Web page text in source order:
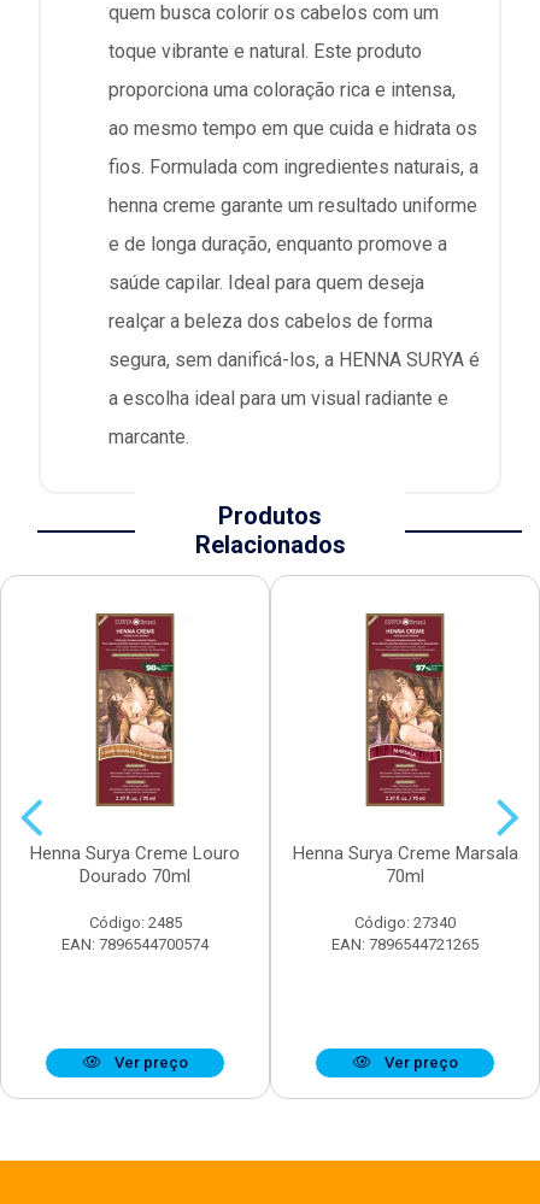
quem busca colorir os cabelos com um
toque vibrante e natural. Este produto
proporciona uma coloração rica e intensa,
ao mesmo tempo em que cuida e hidrata os
fios. Formulada com ingredientes naturais, a
henna creme garante um resultado uniforme
e de longa duração, enquanto promove a
saúde capilar. Ideal para quem deseja
realçar a beleza dos cabelos de forma
segura, sem danificá-los, a HENNA SURYA é
a escolha ideal para um visual radiante e
marcante.
Produtos
Relacionados
Henna Surya Creme Louro
Dourado 70ml
Código: 2485
EAN: 7896544700574
Ver preço
Henna Surya Creme Marsala
70ml
Código: 27340
EAN: 7896544721265
Ver preço